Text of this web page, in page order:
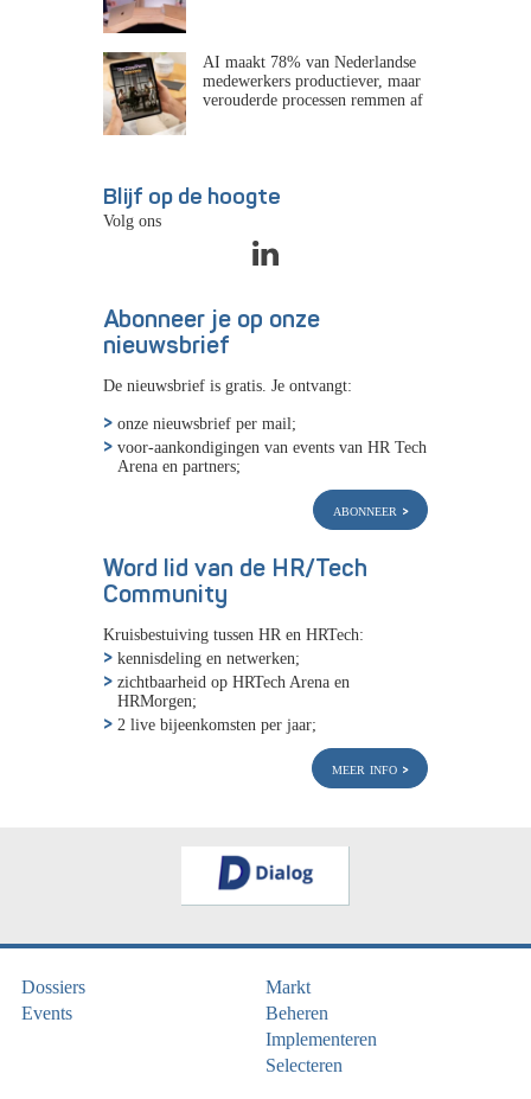
AI maakt 78% van Nederlandse
medewerkers productiever, maar
verouderde processen remmen af
Blijf op de hoogte
Volg ons
Abonneer je op onze
nieuwsbrief
De nieuwsbrief is gratis. Je ontvangt:
onze nieuwsbrief per mail;
voor-aankondigingen van events van HR Tech
Arena en partners;
abonneer
Word lid van de HR/Tech
Community
Kruisbestuiving tussen HR en HRTech:
kennisdeling en netwerken;
zichtbaarheid op HRTech Arena en
HRMorgen;
2 live bijeenkomsten per jaar;
meer info
Dossiers
Events
Markt
Beheren
Implementeren
Selecteren